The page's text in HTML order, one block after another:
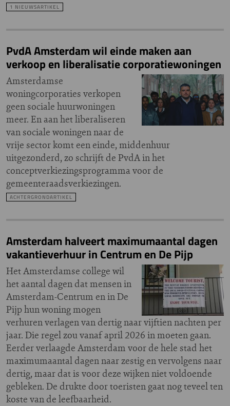
1 NIEUWSARTIKEL
PvdA Amsterdam wil einde maken aan
verkoop en liberalisatie corporatiewoningen
Amsterdamse
woningcorporaties verkopen
geen sociale huurwoningen
meer. En aan het liberaliseren
van sociale woningen naar de
vrije sector komt een einde, middenhuur
uitgezonderd, zo schrijft de PvdA in het
conceptverkiezingsprogramma voor de
gemeenteraadsverkiezingen.
ACHTERGRONDARTIKEL
Amsterdam halveert maximumaantal dagen
vakantieverhuur in Centrum en De Pijp
Het Amsterdamse college wil
het aantal dagen dat mensen in
Amsterdam-Centrum en in De
Pijp hun woning mogen
verhuren verlagen van dertig naar vijftien nachten per
jaar. Die regel zou vanaf april 2026 in moeten gaan.
Eerder verlaagde Amsterdam voor de hele stad het
maximumaantal dagen naar zestig en vervolgens naar
dertig, maar dat is voor deze wijken niet voldoende
gebleken. De drukte door toeristen gaat nog teveel ten
koste van de leefbaarheid.